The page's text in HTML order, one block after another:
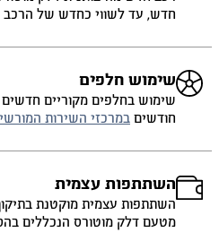
חדש, עד לשווי כחדש של הרכב
שימוש חלפים
חודשיםבמרכזי השירות המורשים
השתתפות עצמית
השתתפות עצמית מוקטנת בתיקון
מטעם דלק מוטורס הנכללים